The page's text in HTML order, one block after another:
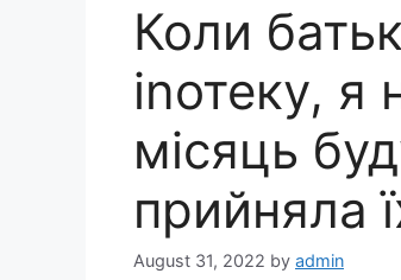
Коли
іnотеку,
місяць
прийняла
August 31, 2022 by admin